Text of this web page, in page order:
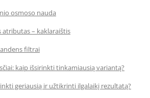
osmoso nauda
– kaklaraištis
filtrai
kaip išsirinkti tinkamiausią variantą?
geriausią ir užtikrinti ilgalaikį rezultatą?